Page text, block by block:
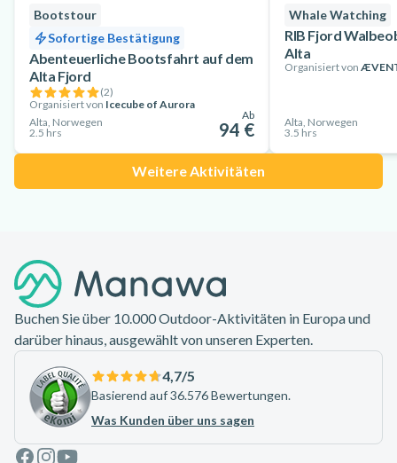
Bootstour
Sofortige Bestätigung
Abenteuerliche Bootsfahrt auf dem
Alta Fjord
(2)
Organisiert von Icecube of Aurora
Alta, Norwegen
2.5 hrs
Ab
94 €
Whale Watching
RIB Fjord
Alta
Organisiert von
Alta, Norwegen
3.5 hrs
Weitere Aktivitäten
Buchen Sie über 10.000 Outdoor-Aktivitäten in Europa und
darüber hinaus, ausgewählt von unseren Experten.
4,7/5
Basierend auf 36.576 Bewertungen.
Was Kunden über uns sagen
Facebook
Instagram
Youtube